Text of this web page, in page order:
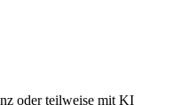
oder teilweise mit KI